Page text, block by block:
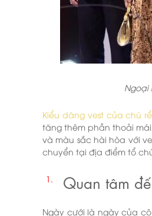
Ngoại
Kiểu dáng vest của chú rể
tăng thêm phần thoải
và màu sắc hài hòa với
chuyển tại địa điểm tổ
Quan tâm
Ngày cưới là ngày của